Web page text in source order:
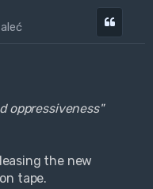
oppressiveness"
the new
tape.